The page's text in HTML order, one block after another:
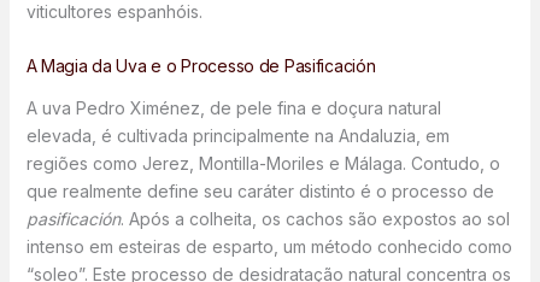
viticultores espanhóis.
A Magia da Uva e o Processo de Pasificación
A uva Pedro Ximénez, de pele fina e doçura natural
elevada, é cultivada principalmente na Andaluzia, em
regiões como Jerez, Montilla-Moriles e Málaga. Contudo, o
que realmente define seu caráter distinto é o processo de
pasificación. Após a colheita, os cachos são expostos ao sol
intenso em esteiras de esparto, um método conhecido como
“soleo”. Este processo de desidratação natural concentra os